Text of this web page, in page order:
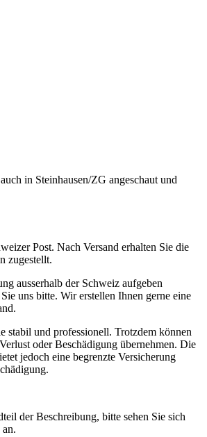
in Steinhausen/ZG angeschaut und
Post. Nach Versand erhalten Sie die
zugestellt.
ausserhalb der Schweiz aufgeben
uns bitte. Wir erstellen Ihnen gerne eine
stabil und professionell. Trotzdem können
oder Beschädigung übernehmen. Die
jedoch eine begrenzte Versicherung
der Beschreibung, bitte sehen Sie sich